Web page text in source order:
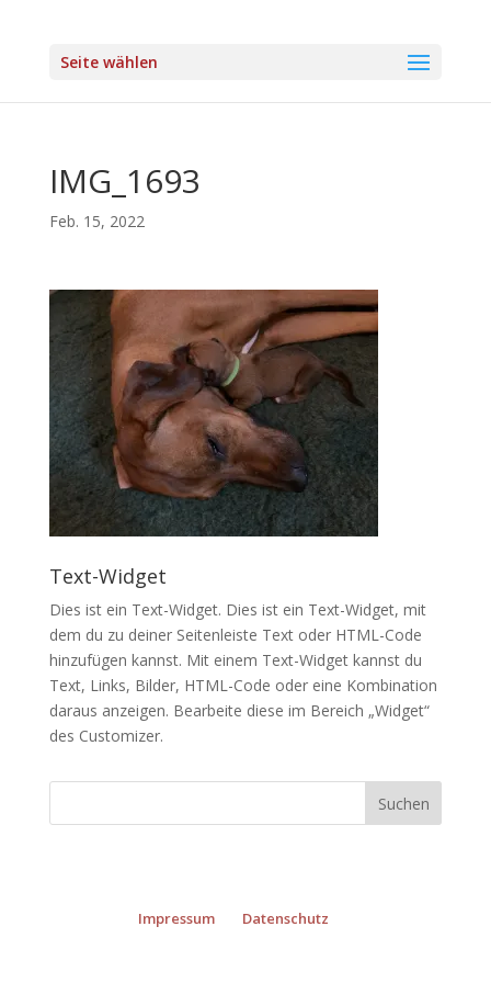
Seite wählen
IMG_1693
Feb. 15, 2022
Text-Widget
Dies ist ein Text-Widget. Dies ist ein Text-Widget, mit
dem du zu deiner Seitenleiste Text oder HTML-Code
hinzufügen kannst. Mit einem Text-Widget kannst du
Text, Links, Bilder, HTML-Code oder eine Kombination
daraus anzeigen. Bearbeite diese im Bereich „Widget“
des Customizer.
Impressum Datenschutz